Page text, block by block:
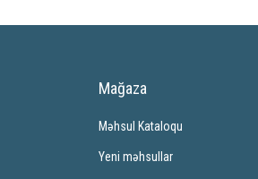
Mağaza
Məhsul Kataloqu
Yeni məhsullar